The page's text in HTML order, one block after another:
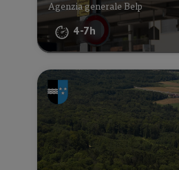
Agenzia generale Belp
4-7h